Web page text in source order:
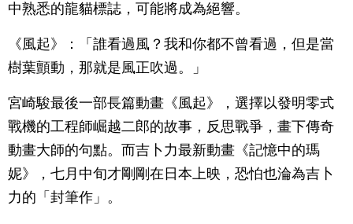
中熟悉的龍貓標誌，可能將成為絕響。
《風起》：「誰看過風？我和你都不曾看過，但是當
樹葉顫動，那就是風正吹過。」
宮崎駿最後一部長篇動畫《風起》，選擇以發明零式
戰機的工程師崛越二郎的故事，反思戰爭，畫下傳奇
動畫大師的句點。而吉卜力最新動畫《記憶中的瑪
妮》，七月中旬才剛剛在日本上映，恐怕也淪為吉卜
力的「封筆作」。